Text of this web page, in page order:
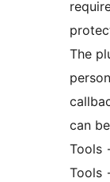
The
can
Tools
Tools